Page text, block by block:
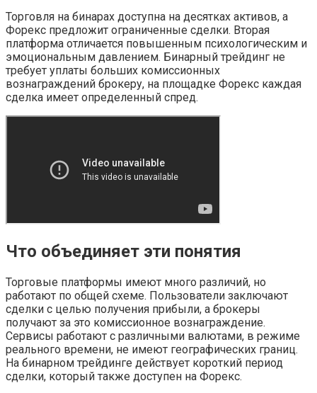
Торговля на бинарах доступна на десятках активов, а
Форекс предложит ограниченные сделки. Вторая
платформа отличается повышенным психологическим и
эмоциональным давлением. Бинарный трейдинг не
требует уплаты больших комиссионных
вознаграждений брокеру, на площадке Форекс каждая
сделка имеет определенный спред.
Что объединяет эти понятия
Торговые платформы имеют много различий, но
работают по общей схеме. Пользователи заключают
сделки с целью получения прибыли, а брокеры
получают за это комиссионное вознаграждение.
Сервисы работают с различными валютами, в режиме
реального времени, не имеют географических границ.
На бинарном трейдинге действует короткий период
сделки, который также доступен на Форекс.